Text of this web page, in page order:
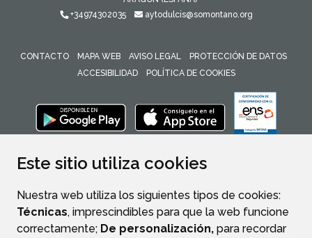
Este sitio utiliza cookies
Nuestra web utiliza los siguientes tipos de cookies:
Técnicas, imprescindibles para que la web funcione
correctamente; De personalización, para recordar
+34974302035
aytodulcis@somontano.org
CONTACTO MAPA WEB AVISO LEGAL
PROTECCIÓN DE DATOS
ACCESIBILIDAD
POLÍTICA DE COOKIES